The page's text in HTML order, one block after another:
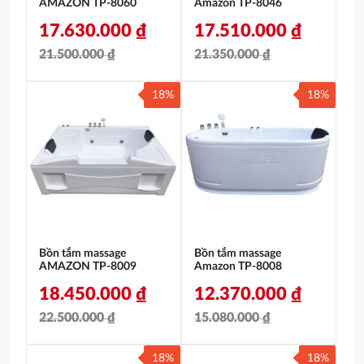
AMAZON TP-8060
21.500.000₫
là:
21.500.000 ₫.
17.630.000 ₫
tại
là:
17.630.000 ₫.
Amazon TP-8046
21.350.000₫
là:
21.350.000 ₫.
17.510.000 ₫
tại
17.510.000 ₫.
Bồn tắm massage
AMAZON TP-8009
22.500.000₫
18.450.000 ₫
18%
Bồn tắm massage
Amazon TP-8008
15.080.000₫
12.370.000 ₫
18%
18% 18%